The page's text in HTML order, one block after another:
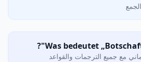
مع جميع الترجمات والقواعد